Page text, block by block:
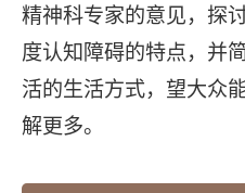
精神科专家的意见，探
度认知障碍的特点，并
活的生活方式，望大众
解更多。